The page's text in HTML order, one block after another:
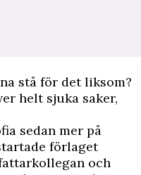
stå för det liksom?
helt sjuka saker,
sedan mer på
förlaget
och